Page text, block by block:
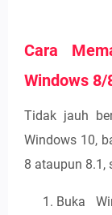
Cara
Windows 8/
Tidak jauh
Windows 10,
8 ataupun 8.1,
Buka